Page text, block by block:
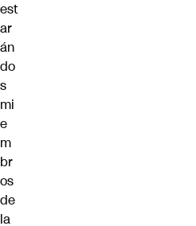
est
ar
án
do
s
mi
e
m
br
os
de
la